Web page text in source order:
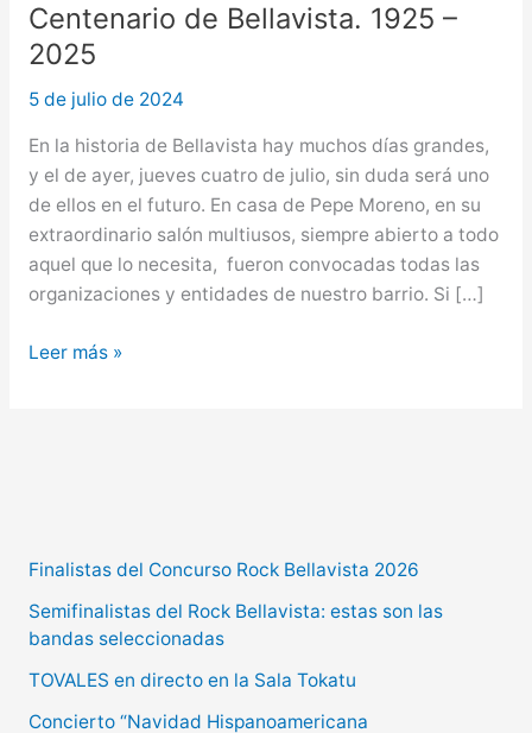
Centenario de Bellavista. 1925 –
2025
5 de julio de 2024
En la historia de Bellavista hay muchos días grandes,
y el de ayer, jueves cuatro de julio, sin duda será uno
de ellos en el futuro. En casa de Pepe Moreno, en su
extraordinario salón multiusos, siempre abierto a todo
aquel que lo necesita, fueron convocadas todas las
organizaciones y entidades de nuestro barrio. Si […]
Bellavista.
1925
2025
Leer más »
Finalistas del Concurso Rock Bellavista 2026
Semifinalistas del Rock Bellavista: estas son las
bandas seleccionadas
TOVALES en directo en la Sala Tokatu
Concierto “Navidad Hispanoamericana